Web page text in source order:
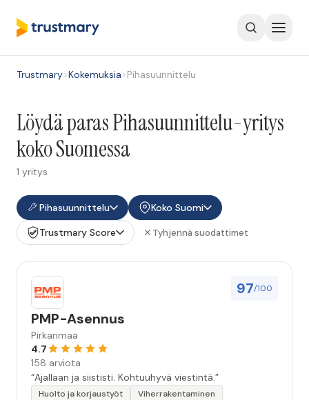
Trustmary>Kokemuksia>Pihasuunnittelu
Löydä paras Pihasuunnittelu-yritys
koko Suomessa
1 yritys
Pihasuunnittelu
Koko Suomi
Trustmary Score
Tyhjennä suodattimet
97/100
PMP-Asennus
Pirkanmaa
4.7
158 arviota
“Ajallaan ja siististi. Kohtuuhyvä viestintä.”
Huolto ja korjaustyöt
Viherrakentaminen